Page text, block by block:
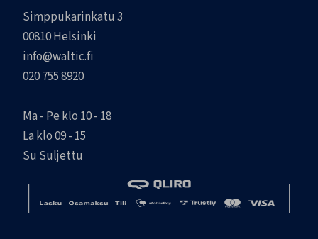
Simppukarinkatu 3
00810 Helsinki
info@waltic.fi
020 755 8920
Ma - Pe klo 10 - 18
La klo 09 - 15
Su Suljettu